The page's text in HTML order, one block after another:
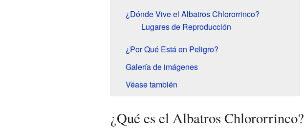
¿Dónde Vive el Albatros Chlororrinco?
Lugares de Reproducción
¿Por Qué Está en Peligro?
Galería de imágenes
Véase también
¿Qué es el Albatros Chlororrinco?